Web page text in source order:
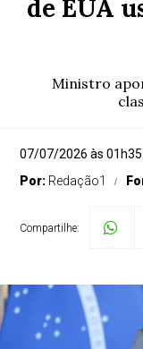
de EUA
Ministro
07/07/2026 às 01h35
Por: Redação1
Compartilhe: